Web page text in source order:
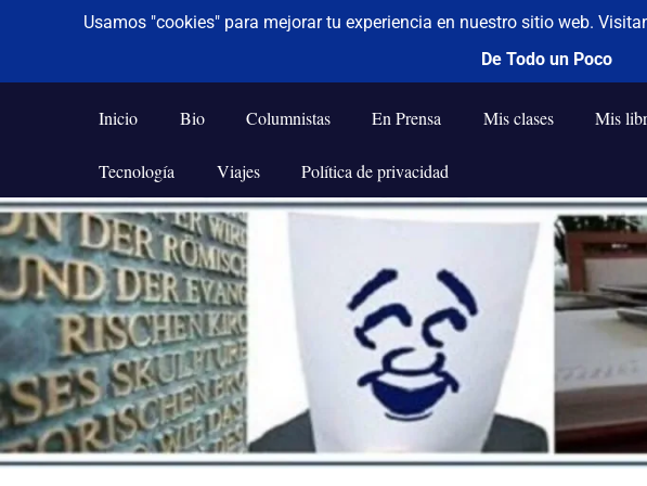
Saltar
al
contenido
De todo un poco
Frases,
Humor,
Tecnología
y
Viajes
Inicio Bio Columnistas En Prensa Mis clases Mis
Tecnología Viajes Política de privacidad